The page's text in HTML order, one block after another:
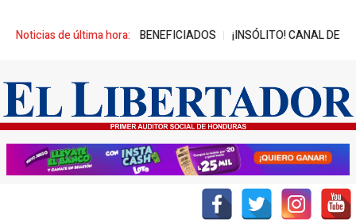
Noticias de última hora:
MIL JÓVENES BENEFICIADOS ¡INSÓLITO! CANAL DEL GOBIERNO